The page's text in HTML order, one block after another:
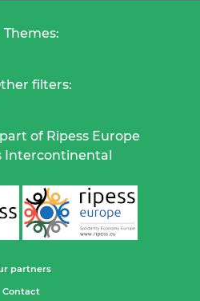
Themes:
filters:
of Ripess Europe
Intercontinental
partners
Contact